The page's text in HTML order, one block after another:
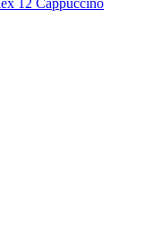
12 Cappuccino